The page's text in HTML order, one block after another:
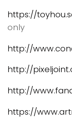
https://
only
http://
http://
http://
https://